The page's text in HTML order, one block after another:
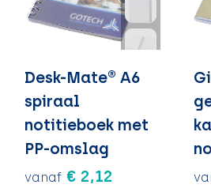
Desk-Mate® A6
spiraal
notitieboek met
PP-omslag
vanaf € 2,12